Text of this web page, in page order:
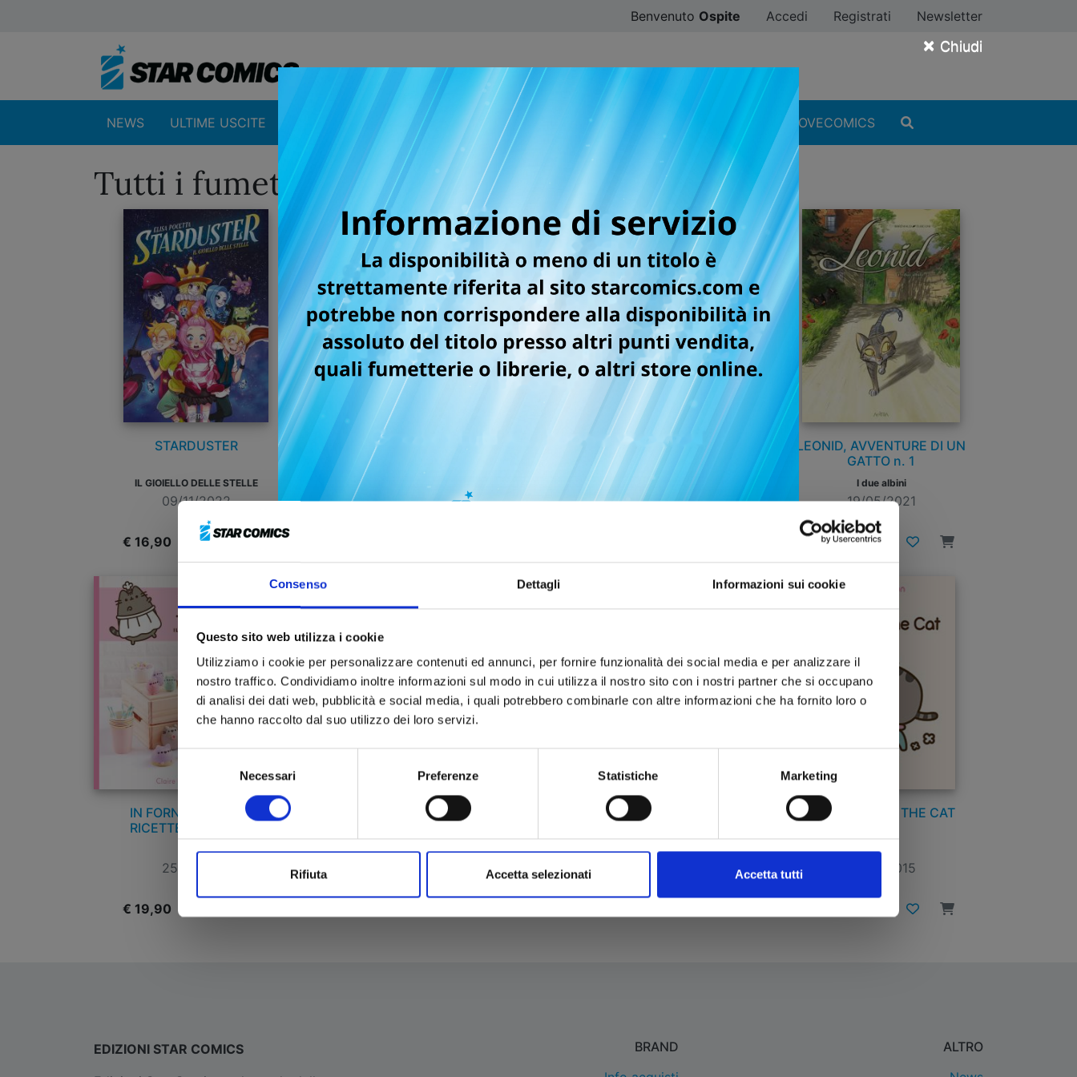
Consenso Dettagli Informazioni sui cookie
Questo sito web utilizza i cookie
Utilizziamo i cookie per personalizzare contenuti ed annunci, per fornire funzionalità dei social media e per analizzare il
nostro traffico. Condividiamo inoltre informazioni sul modo in cui utilizza il nostro sito con i nostri partner che si occupano
di analisi dei dati web, pubblicità e social media, i quali potrebbero combinarle con altre informazioni che ha fornito loro o
che hanno raccolto dal suo utilizzo dei loro servizi.
Necessari Preferenze Statistiche Marketing
Rifiuta Accetta selezionati Accetta tutti
× Chiudi
Benvenuto Ospite Accedi Registrati Newsletter
NEWS ULTIME USCITE CATALOGO SFOGLIA ONLINE DIGISTAR #ILOVEMANGA #ILOVECOMICS
Tutti i fumetti per la testata STAR LOLLIPOP
STARDUSTER
IL GIOIELLO DELLE STELLE
09/11/2022
€ 16,90
LEONID, AVVENTURE DI UN
15/12/2021
IL TESORO PERDUTO DI
NORA
24/11/2021
LEONID, AVVENTURE DI UN
GATTO n. 1
I due albini
19/05/2021
€ 12,90
IN FORNO! IL LIBRO DI
RICETTE DI PUSHEEN
25/11/2020
€ 19,90
ERNEST & REBECCA n. 3
NONNO BESTIACCIA
ERNEST & REBECCA n. 1
UN MICROBO PER AMICO
I AM PUSHEEN THE CAT
15/04/2015
EDIZIONI STAR COMICS
BRAND
ALTRO